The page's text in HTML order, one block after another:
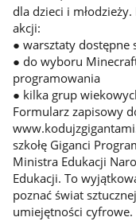
dla dzieci i
akcji:
● warsztaty dostępne
● do wyboru
programowania
● kilka grup
Formularz zapisowy
szkołę Giganci
Ministra Edukacji
Edukacji. To
poznać świat
umiejętności cyfrowe.